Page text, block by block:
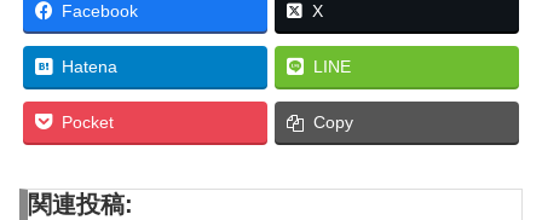
Facebook X
Hatena LINE
Pocket Copy
関連投稿: